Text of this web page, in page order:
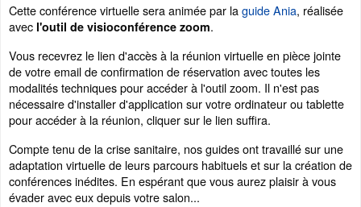
Cette conférence virtuelle sera animée par laguide Ania, réalisée
avec l'outil de visioconférence zoom.
Vous recevrez le lien d'accès à la réunion virtuelle en pièce jointe
de votre email de confirmation de réservation avec toutes les
modalités techniques pour accéder à l'outil zoom. Il n'est pas
nécessaire d'installer d'application sur votre ordinateur ou tablette
pour accéder à la réunion, cliquer sur le lien suffira.
Compte tenu de la crise sanitaire, nos guides ont travaillé sur une
adaptation virtuelle de leurs parcours habituels et sur la création de
conférences inédites. En espérant que vous aurez plaisir à vous
évader avec eux depuis votre salon...